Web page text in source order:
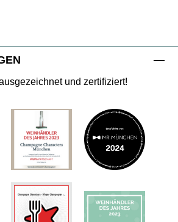
und zertifiziert!